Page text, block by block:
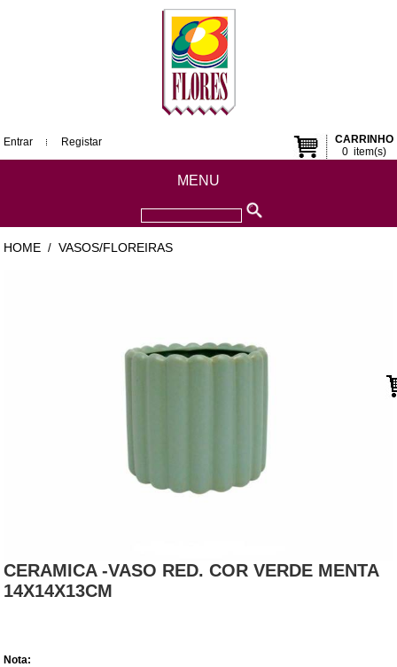
CARRINHO
0item(s)
Entrar Registar
MENU
HOME / VASOS/FLOREIRAS
CERAMICA -VASO RED. COR VERDE MENTA
14X14X13CM
Nota: